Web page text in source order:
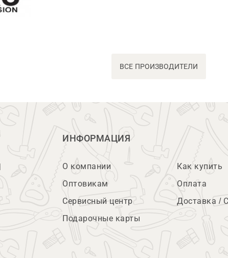
ВСЕ ПРОИЗВОДИТЕЛИ
ИНФОРМАЦИЯ
О компании
Оптовикам
Сервисный центр
Подарочные карты
Как купить
Оплата
Доставка /